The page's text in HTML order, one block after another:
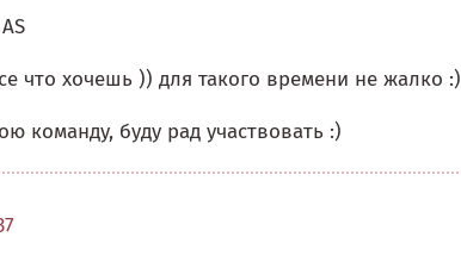
что хочешь )) для такого времени не жалко :)
команду, буду рад участвовать :)